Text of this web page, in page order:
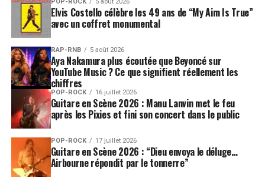
Elvis Costello célèbre les 49 ans de “My Aim Is True”
avec un coffret monumental
RAP-RNB 5 août 2026
Aya Nakamura plus écoutée que Beyoncé sur
YouTube Music ? Ce que signifient réellement les
chiffres
POP-ROCK 16 juillet 2026
Guitare en Scène 2026 : Manu Lanvin met le feu
après les Pixies et fini son concert dans le public
POP-ROCK 17 juillet 2026
Guitare en Scène 2026 : “Dieu envoya le déluge…
Airbourne répondit par le tonnerre”